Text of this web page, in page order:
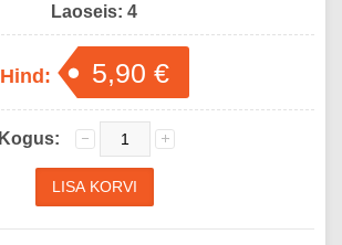
Laoseis: 4
Hind: 5,90 €
Kogus: